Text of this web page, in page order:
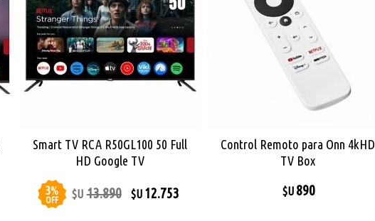
Smart TV RCA R50GL100 50 Full
HD Google TV
3%
OFF
$U 13.890 $U 12.753
Control Remoto para Onn 4kHD
TV Box
$U 890